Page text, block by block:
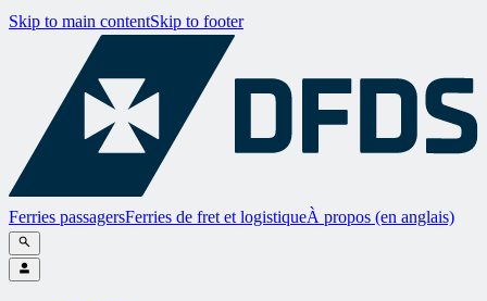
Skip to main contentSkip to footer
Ferries passagersFerries de fret et logistiqueÀ propos (en anglais)